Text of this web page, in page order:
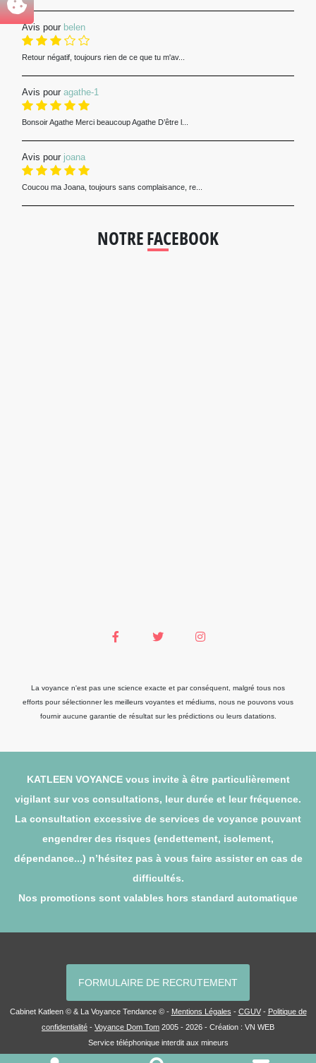
Avis pour belen
Retour négatif, toujours rien de ce que tu m'av...
Avis pour agathe-1
Bonsoir Agathe Merci beaucoup Agathe D’être l...
Avis pour joana
Coucou ma Joana, toujours sans complaisance, re...
NOTRE FACEBOOK
La voyance n'est pas une science exacte et par conséquent, malgré tous nos
efforts pour sélectionner les meilleurs voyantes et médiums, nous ne pouvons vous
fournir aucune garantie de résultat sur les prédictions ou leurs datations.
KATLEEN VOYANCE vous invite à être particulièrement
vigilant sur vos consultations, leur durée et leur fréquence.
La consultation excessive de services de voyance pouvant
engendrer des risques (endettement, isolement,
dépendance...) n’hésitez pas à vous faire assister en cas de
difficultés.
Nos promotions sont valables hors standard automatique
FORMULAIRE DE RECRUTEMENT
Cabinet Katleen © & La Voyance Tendance © - Mentions Légales - CGUV- Politique de
confidentialité - Voyance Dom Tom 2005 - 2026 - Création : VN WEB
Service téléphonique interdit aux mineurs